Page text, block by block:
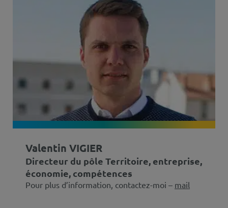
Valentin VIGIER
Directeur du pôle Territoire, entreprise,
économie, compétences
Pour plus d’information, contactez-moi – mail